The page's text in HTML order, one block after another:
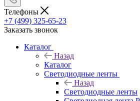
Телефоны
+7 (499) 325-65-23
Заказать звонок
Каталог
Назад
Каталог
Светодиодные ленты
Назад
Светодиодные ленты